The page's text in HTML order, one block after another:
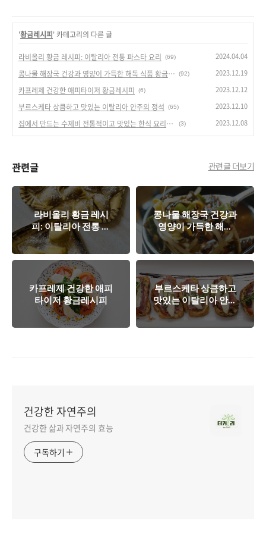
'황금레시피' 카테고리의 다른 글
라비올리 황금 레시피: 이탈리아 전통 파스타 요리 (69) 2024.04.04
콩나물 해장국 건강과 영양이 가득한 해독 식품 황금 레시피 (92) 2023.12.19
카프레제 건강한 애피타이저 황금레시피 (6) 2023.12.12
부르스케타 상큼하고 맛있는 이탈리아 안주의 정석 (65) 2023.12.10
집에서 만드는 수제비 전통적이고 맛있는 한식 요리의 향연 (3) 2023.12.08
관련글 관련글 더보기
라비올리 황금 레시
피: 이탈리아 전통 파
스타 요리
콩나물 해장국 건강과
영양이 가득한 해독
식품 황금 레시피
카프레제 건강한 애피
타이저 황금레시피
부르스케타 상큼하고
맛있는 이탈리아 안주
의 정석
건강한 자연주의
건강한 삶과 자연주의 효능
구독하기